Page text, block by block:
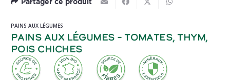
PAINS AUX LÉGUMES
Pains aux légumes – Tomates, Thym,
Pois Chiches